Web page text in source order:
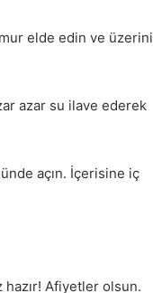
elde edin ve üzerini
azar su ilave ederek
açın. İçerisine iç
hazır! Afiyetler olsun.